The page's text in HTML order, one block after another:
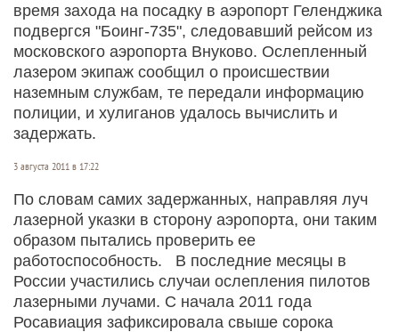
время захода на посадку в аэропорт Геленджика
подвергся "Боинг-735", следовавший рейсом из
московского аэропорта Внуково. Ослепленный
лазером экипаж сообщил о происшествии
наземным службам, те передали информацию
полиции, и хулиганов удалось вычислить и
задержать.
3 августа 2011 в 17:22
По словам самих задержанных, направляя луч
лазерной указки в сторону аэропорта, они таким
образом пытались проверить ее
работоспособность. В последние месяцы в
России участились случаи ослепления пилотов
лазерными лучами. С начала 2011 года
Росавиация зафиксировала свыше сорока